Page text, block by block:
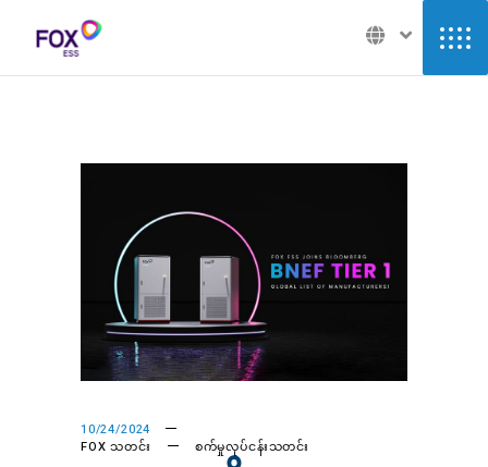
10/24/2024
FOX သတင်း
စက်မှုလုပ်ငန်းသတင်း